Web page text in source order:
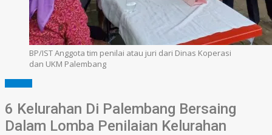
BP/IST Anggota tim penilai atau juri dari Dinas Koperasi
dan UKM Palembang
6 Kelurahan Di Palembang Bersaing
Dalam Lomba Penilaian Kelurahan